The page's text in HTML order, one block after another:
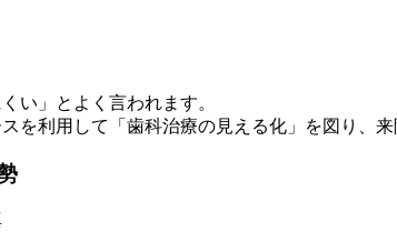
い」とよく言われます。
を利用して「歯科治療の見える化」を図り、